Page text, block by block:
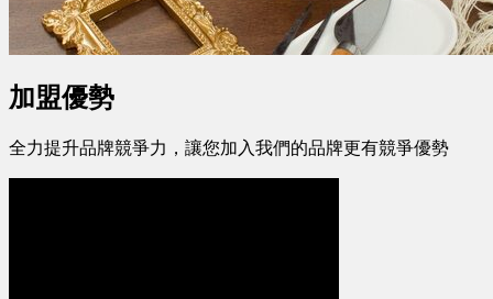
加盟優勢
全力提升品牌競爭力，讓您加入我們的品牌更有競爭優勢